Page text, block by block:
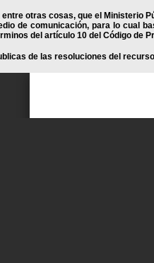
otras cosas, que el Ministerio
de comunicación, para lo cual
del artículo 10 del Código de
de las resoluciones del